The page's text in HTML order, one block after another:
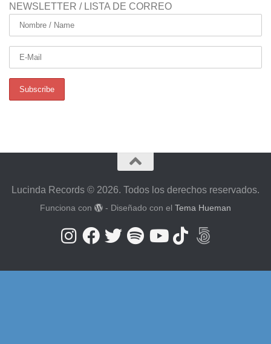
NEWSLETTER / LISTA DE CORREO
Lucinda Records © 2026. Todos los derechos reservados.
Funciona con - Diseñado con el Tema Hueman